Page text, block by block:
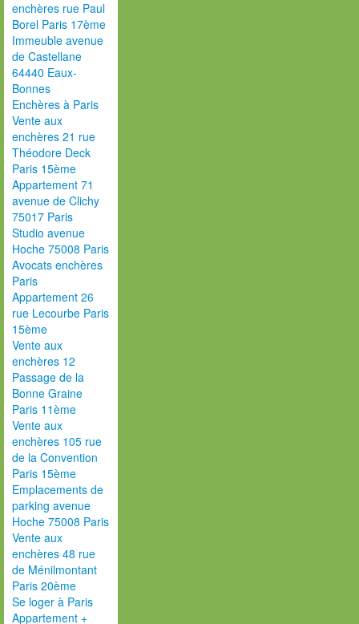
enchères rue Paul
Borel Paris 17ème
Immeuble avenue
de Castellane
64440 Eaux-
Bonnes
Enchères à Paris
Vente aux
enchères 21 rue
Théodore Deck
Paris 15ème
Appartement 71
avenue de Clichy
75017 Paris
Studio avenue
Hoche 75008 Paris
Avocats enchères
Paris
Appartement 26
rue Lecourbe Paris
15ème
Vente aux
enchères 12
Passage de la
Bonne Graine
Paris 11ème
Vente aux
enchères 105 rue
de la Convention
Paris 15ème
Emplacements de
parking avenue
Hoche 75008 Paris
Vente aux
enchères 48 rue
de Ménilmontant
Paris 20ème
Se loger à Paris
Appartement +